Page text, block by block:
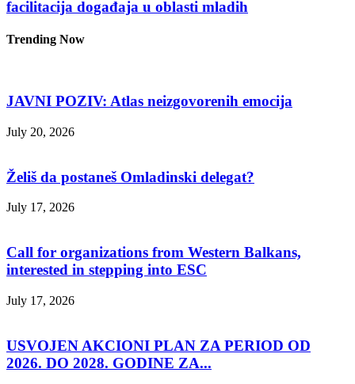
facilitacija događaja u oblasti mladih
Trending Now
JAVNI POZIV: Atlas neizgovorenih emocija
July 20, 2026
Želiš da postaneš Omladinski delegat?
July 17, 2026
Call for organizations from Western Balkans,
interested in stepping into ESC
July 17, 2026
USVOJEN AKCIONI PLAN ZA PERIOD OD
2026. DO 2028. GODINE ZA...